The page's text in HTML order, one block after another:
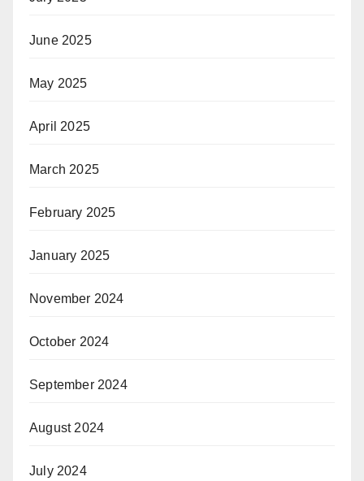
June 2025
May 2025
April 2025
March 2025
February 2025
January 2025
November 2024
October 2024
September 2024
August 2024
July 2024